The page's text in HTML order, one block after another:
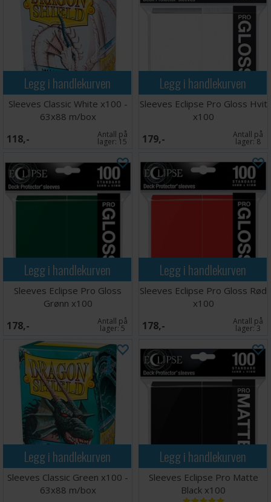
Legg i handlekurven
Sleeves Classic White x100 -
63x88 m/box
118,- Antall på
lager: 15
Legg i handlekurven
Sleeves Eclipse Pro Gloss Hvit
x100
179,- Antall på
lager:8
Legg i handlekurven
Sleeves Eclipse Pro Gloss
Grønn x100
178,- Antall på
lager:5
Legg i handlekurven
Sleeves Eclipse Pro Gloss Rød
x100
178,- Antall på
lager:3
Legg i handlekurven
Sleeves Classic Green x100 -
63x88 m/box
Legg i handlekurven
Sleeves Eclipse Pro Matte
Black x100